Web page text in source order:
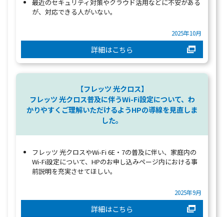
最近のセキュリティ対策やクラウド活用などに不安がある
が、対応できる人がいない。
2025年10月
詳細はこちら
【フレッツ 光クロス】
フレッツ 光クロス普及に伴うWi-Fi設定について、わ
かりやすくご理解いただけるようHPの導線を見直しま
した。
フレッツ 光クロスやWi-Fi 6E・7の普及に伴い、家庭内の
Wi-Fi設定について、HPのお申し込みページ内における事
前説明を充実させてほしい。
2025年9月
詳細はこちら